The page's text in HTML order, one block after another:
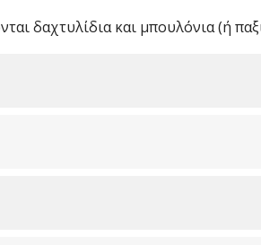
δαχτυλίδια και μπουλόνια (ή